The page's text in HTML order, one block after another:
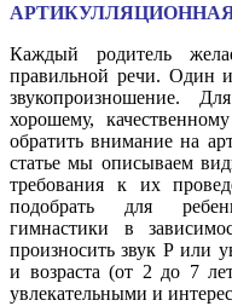
Каждый родитель
правильной речи. Один
звукопроизношение.
хорошему,
обратить внимание на
статье мы описываем
требования к их
подобрать для
гимнастики в
произносить звук Р или
и возраста (от 2 до 7
увлекательными и